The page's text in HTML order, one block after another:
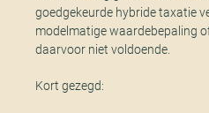
goedgekeurde hybride taxatie
modelmatige waardebepaling
daarvoor niet voldoende.
Kort gezegd: